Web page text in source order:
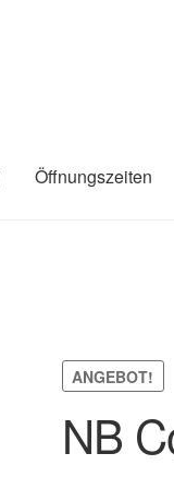
Öffnungszeiten
ANGEBOT!
NB